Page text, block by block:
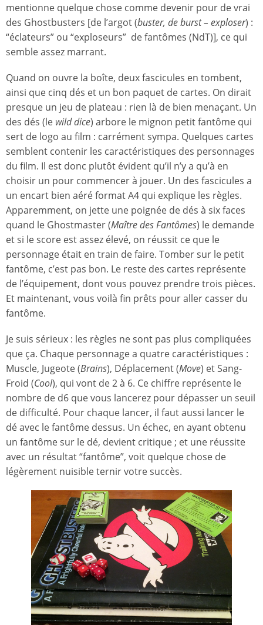
mentionne quelque chose comme devenir pour de vrai
des Ghostbusters [de l’argot (buster, de burst – exploser) :
“éclateurs” ou “exploseurs” de fantômes (NdT)], ce qui
semble assez marrant.
Quand on ouvre la boîte, deux fascicules en tombent,
ainsi que cinq dés et un bon paquet de cartes. On dirait
presque un jeu de plateau : rien là de bien menaçant. Un
des dés (le wild dice) arbore le mignon petit fantôme qui
sert de logo au film : carrément sympa. Quelques cartes
semblent contenir les caractéristiques des personnages
du film. Il est donc plutôt évident qu’il n’y a qu’à en
choisir un pour commencer à jouer. Un des fascicules a
un encart bien aéré format A4 qui explique les règles.
Apparemment, on jette une poignée de dés à six faces
quand le Ghostmaster (Maître des Fantômes) le demande
et si le score est assez élevé, on réussit ce que le
personnage était en train de faire. Tomber sur le petit
fantôme, c’est pas bon. Le reste des cartes représente
de l’équipement, dont vous pouvez prendre trois pièces.
Et maintenant, vous voilà fin prêts pour aller casser du
fantôme.
Je suis sérieux : les règles ne sont pas plus compliquées
que ça. Chaque personnage a quatre caractéristiques :
Muscle, Jugeote (Brains), Déplacement (Move) et Sang-
Froid (Cool), qui vont de 2 à 6. Ce chiffre représente le
nombre de d6 que vous lancerez pour dépasser un seuil
de difficulté. Pour chaque lancer, il faut aussi lancer le
dé avec le fantôme dessus. Un échec, en ayant obtenu
un fantôme sur le dé, devient critique ; et une réussite
avec un résultat “fantôme”, voit quelque chose de
légèrement nuisible ternir votre succès.